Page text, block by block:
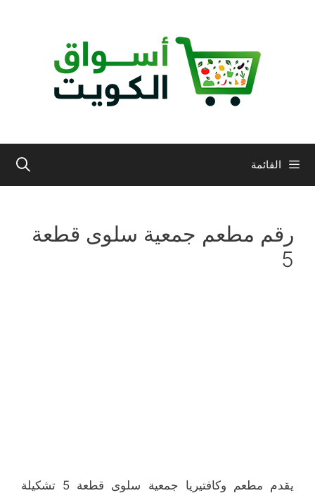
القائمة
رقم مطعم جمعية سلوى قطعة
5
يقدم مطعم وكافتيريا جمعية سلوى قطعة 5 تشكيلة